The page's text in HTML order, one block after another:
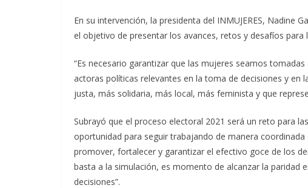
En su intervención, la presidenta del INMUJERES, Nadine
el objetivo de presentar los avances, retos y desafíos
“Es necesario garantizar que las mujeres seamos
actoras políticas relevantes en la toma de decisiones y en
justa, más solidaria, más local, más feminista y que
Subrayó que el proceso electoral 2021 será un reto para
oportunidad para seguir trabajando de manera
promover, fortalecer y garantizar el efectivo goce de los
basta a la simulación, es momento de alcanzar la paridad
decisiones”.